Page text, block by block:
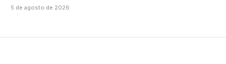
5 de agosto de 2026